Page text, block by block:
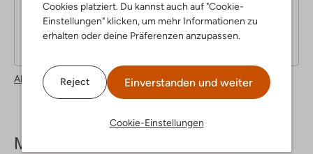
Cookies platziert. Du kannst auch auf "Cookie-
Einstellungen" klicken, um mehr Informationen zu
erhalten oder deine Präferenzen anzupassen.
Reject Einverstanden und weiter
Cookie-Einstellungen
Sehr schöne Qualität, weiches Leder, super bequem, ein
absolutes „Must have“, perfekte Passform, man kann nicht
Alle Bewertungen lesen
Mehr sehen